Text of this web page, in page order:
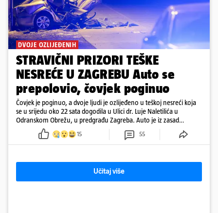
DVOJE OZLIJEĐENIH
STRAVIČNI PRIZORI TEŠKE
NESREĆE U ZAGREBU Auto se
prepolovio, čovjek poginuo
Čovjek je poginuo, a dvoje ljudi je ozlijeđeno u teškoj nesreći koja
se u srijedu oko 22 sata dogodila u Ulici dr. Luje Naletilića u
Odranskom Obrežu, u predgrađu Zagreba. Auto je iz zasad
neutvrđenih razloga sletio s kolnika, a od siline udara vozilo se
prepolovilo.
15 55
Učitaj više